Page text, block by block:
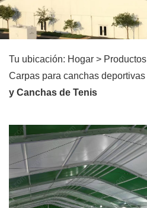
Tu ubicación: Hogar > Productos
Carpas para canchas deportivas
y Canchas de Tenis